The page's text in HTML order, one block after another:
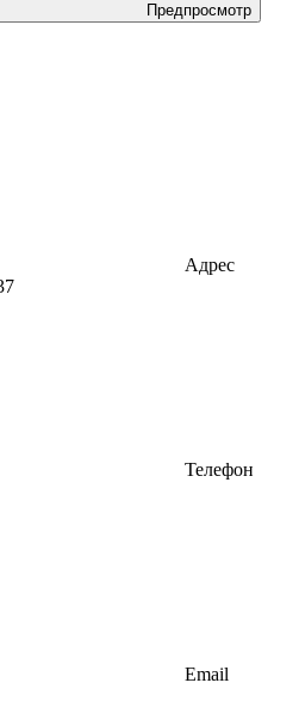
Предпросмотр
Адрес
Телефон
Email